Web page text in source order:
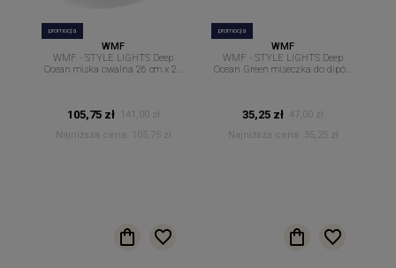
promocja
WMF
WMF - STYLE LIGHTS Deep
Ocean miska owalna 26 cm x 23
105,75 zł
141,00 zł
Najniższa cena:
105,75 zł
promocja
WMF
WMF - STYLE LIGHTS Deep
Ocean Green miseczka do dipów
35,25 zł
47,00 zł
Najniższa cena:
35,25 zł